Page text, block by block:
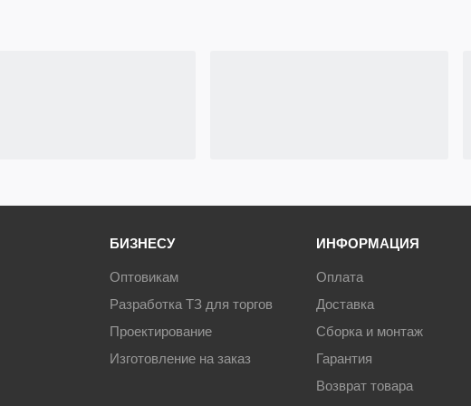
БИЗНЕСУ
Оптовикам
Разработка ТЗ для торгов
Проектирование
Изготовление на заказ
ИНФОРМАЦИЯ
Оплата
Доставка
Сборка и монтаж
Гарантия
Возврат товара